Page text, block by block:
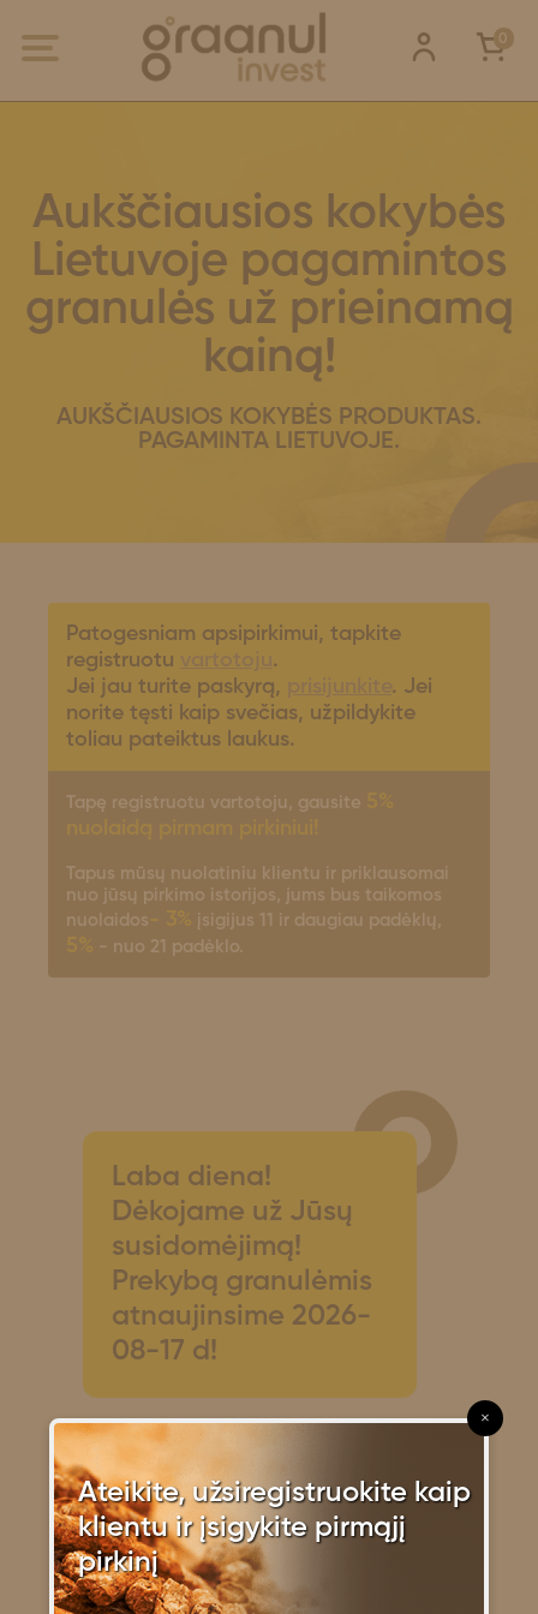
0
Aukščiausios kokybės
Lietuvoje pagamintos
granulės už prieinamą
kainą!
AUKŠČIAUSIOS KOKYBĖS PRODUKTAS.
PAGAMINTA LIETUVOJE.
Patogesniam apsipirkimui, tapkite
registruotu
.
Jei jau turite paskyrą,
. Jei
norite tęsti kaip svečias, užpildykite
toliau pateiktus laukus.
Tapę registruotu vartotoju, gausite
Tapus mūsų nuolatiniu klientu ir priklausomai
nuo jūsų pirkimo istorijos, jums bus taikomos
nuolaidos
įsigijus 11 ir daugiau padėklų,
- nuo 21 padėklo.
Laba diena!
Dėkojame už Jūsų
susidomėjimą!
Prekybą granulėmis
atnaujinsime 2026-
08-17 d!
Granulių galima
užsakyti tik per
www.granules24.lt,
×
Ateikite, užsiregistruokite kaip
klientu ir įsigykite pirmąjį
pirkinį